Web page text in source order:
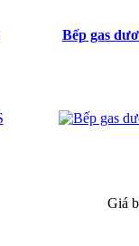
Bếp gas
Giá